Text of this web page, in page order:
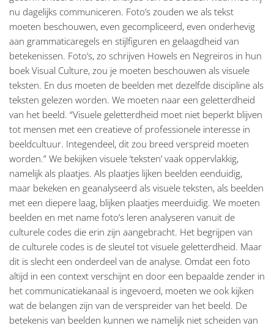
nu dagelijks communiceren. Foto’s zouden we als tekst
moeten beschouwen, even gecompliceerd, even onderhevig
aan grammaticaregels en stijlfiguren en gelaagdheid van
betekenissen. Foto’s, zo schrijven Howels en Negreiros in hun
boek Visual Culture, zou je moeten beschouwen als visuele
teksten. En dus moeten de beelden met dezelfde discipline als
teksten gelezen worden. We moeten naar een geletterdheid
van het beeld. “Visuele geletterdheid moet niet beperkt blijven
tot mensen met een creatieve of professionele interesse in
beeldcultuur. Integendeel, dit zou breed verspreid moeten
worden.” We bekijken visuele ‘teksten’ vaak oppervlakkig,
namelijk als plaatjes. Als plaatjes lijken beelden eenduidig,
maar bekeken en geanalyseerd als visuele teksten, als beelden
met een diepere laag, blijken plaatjes meerduidig. We moeten
beelden en met name foto’s leren analyseren vanuit de
culturele codes die erin zijn aangebracht. Het begrijpen van
de culturele codes is de sleutel tot visuele geletterdheid. Maar
dit is slecht een onderdeel van de analyse. Omdat een foto
altijd in een context verschijnt en door een bepaalde zender in
het communicatiekanaal is ingevoerd, moeten we ook kijken
wat de belangen zijn van de verspreider van het beeld. De
betekenis van beelden kunnen we namelijk niet scheiden van